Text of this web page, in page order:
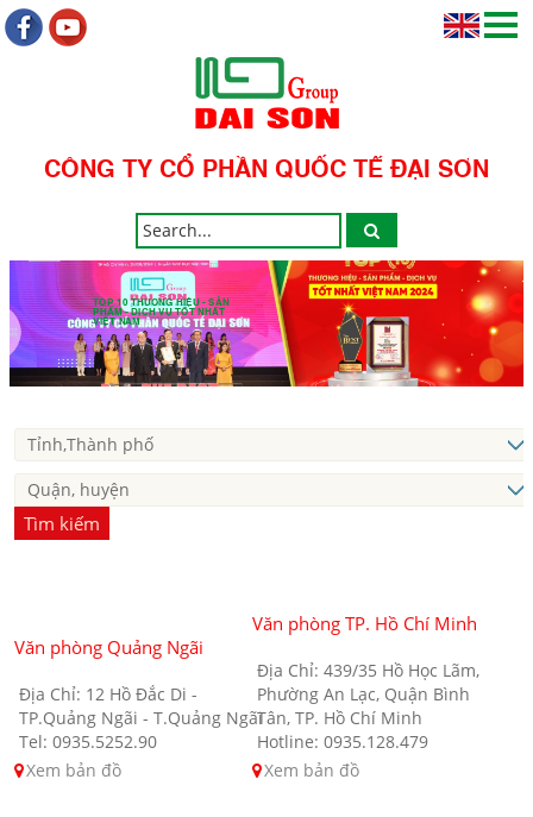
CÔNG TY CỔ PHẦN QUỐC TẾ ĐẠI SƠN
TOP 10 THƯƠNG HIỆU - SẢN
PHẨM - DỊCH VỤ TỐT NHẤT
VIỆT NAM
Tìm kiếm
Văn phòng Quảng Ngãi
Địa Chỉ: 12 Hồ Đắc Di -
TP.Quảng Ngãi - T.Quảng Ngãi
Tel: 0935.5252.90
Xem bản đồ
Văn phòng TP. Hồ Chí Minh
Địa Chỉ: 439/35 Hồ Học Lãm,
Phường An Lạc, Quận Bình
Tân, TP. Hồ Chí Minh
Hotline: 0935.128.479
Xem bản đồ